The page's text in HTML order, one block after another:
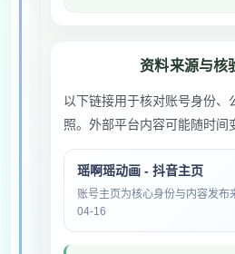
资料来源与核
以下链接用于核对账号身份、
照。外部平台内容可能随时间
瑶啊瑶动画 - 抖音主页
账号主页为核心身份与内容发布
04-16